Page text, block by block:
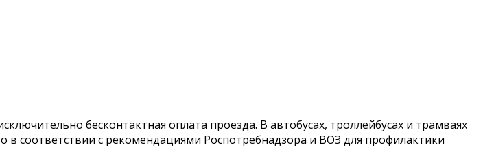
бесконтактная оплата проезда. В автобусах, троллейбусах и трамваях
соответствии с рекомендациями Роспотребнадзора и ВОЗ для профилактики